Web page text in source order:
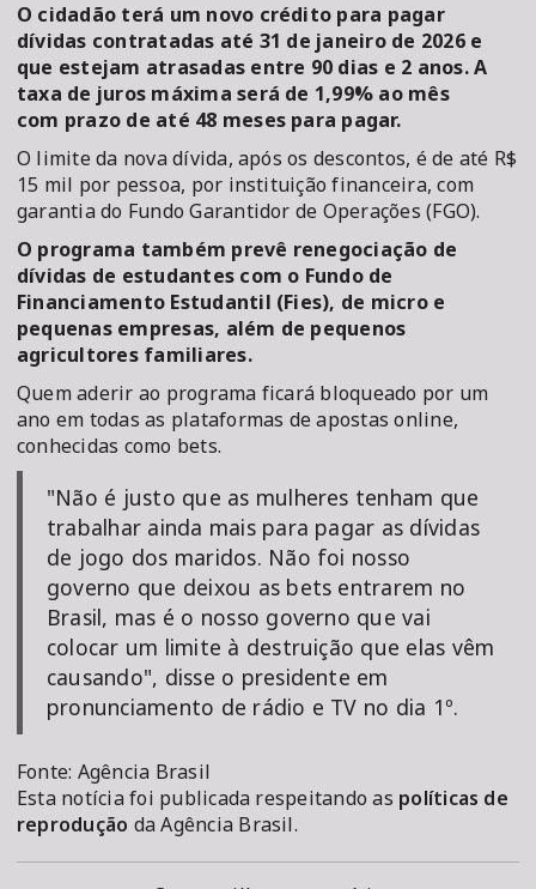
O cidadão terá um novo crédito para pagar
dívidas contratadas até 31 de janeiro de 2026 e
que estejam atrasadas entre 90 dias e 2 anos. A
taxa de juros máxima será de 1,99% ao mês
com prazo de até 48 meses para pagar.
O limite da nova dívida, após os descontos, é de até R$
15 mil por pessoa, por instituição financeira, com
garantia do Fundo Garantidor de Operações (FGO).
O programa também prevê renegociação de
dívidas de estudantes com o Fundo de
Financiamento Estudantil (Fies), de micro e
pequenas empresas, além de pequenos
agricultores familiares.
Quem aderir ao programa ficará bloqueado por um
ano em todas as plataformas de apostas online,
conhecidas como bets.
"Não é justo que as mulheres tenham que
trabalhar ainda mais para pagar as dívidas
de jogo dos maridos. Não foi nosso
governo que deixou as bets entrarem no
Brasil, mas é o nosso governo que vai
colocar um limite à destruição que elas vêm
causando", disse o presidente em
pronunciamento de rádio e TV no dia 1º.
Fonte: Agência Brasil
Esta notícia foi publicada respeitando as políticas de
reprodução da Agência Brasil.